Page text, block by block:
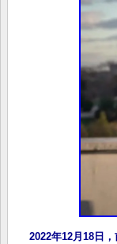
2022年12月18日